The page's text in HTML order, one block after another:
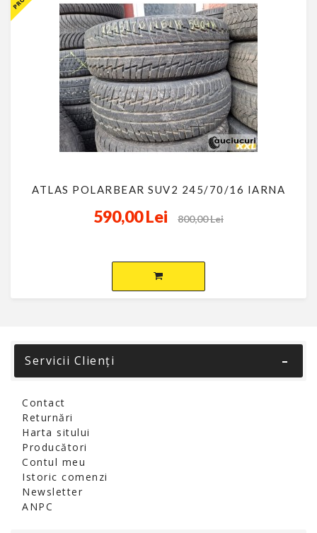
ATLAS POLARBEAR SUV2 245/70/16 IARNA
590,00 Lei 800,00 Lei
Servicii Clienţi
Contact
Returnări
Harta sitului
Producători
Contul meu
Istoric comenzi
Newsletter
ANPC